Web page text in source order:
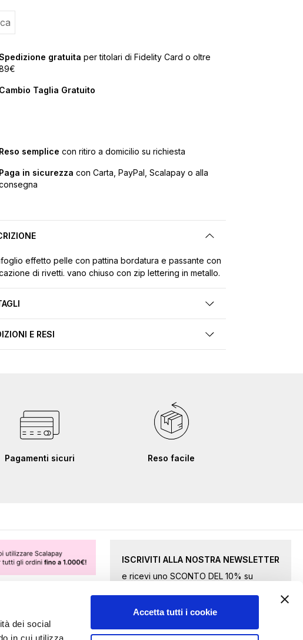
dei social
Accetta tutti i cookie
gratuita per titolari di Fidelity Card o oltre
Cambio Taglia Gratuito
Reso semplice con ritiro a domicilio su richiesta
Paga in sicurezza con Carta, PayPal, Scalapay o alla
effetto pelle con pattina bordatura e passante con
di rivetti. vano chiuso con zip lettering in metallo.
E RESI
Pagamenti sicuri Reso facile
ISCRIVITI ALLA NOSTRA NEWSLETTER
e ricevi uno SCONTO DEL 10% su
alla